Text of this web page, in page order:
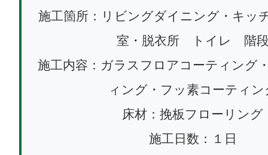
施工箇所：リビングダイニング・キッ
室・脱衣所 トイレ 階
施工内容：ガラスフロアコーティング
ィング・フッ素コーティン
床材：挽板フローリング
施工日数：１日